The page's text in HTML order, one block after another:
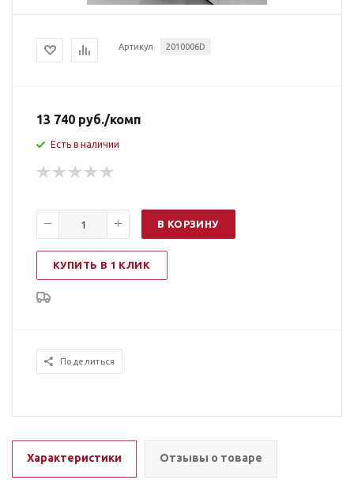
Артикул 2010006D
13 740 руб./комп
Есть в наличии
В КОРЗИНУ
КУПИТЬ В 1 КЛИК
Поделиться
Характеристики Отзывы о товаре